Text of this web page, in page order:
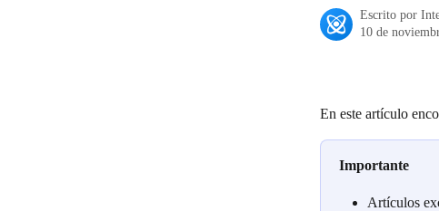
Escrito por
10 de
En este artículo
Importante
Artículos